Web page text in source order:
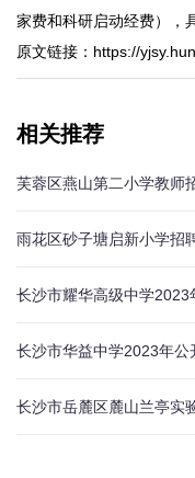
家费和科研启动经费），
原文链接：https://
相关推荐
芙蓉区燕山第二小学教师
雨花区砂子塘启新小学招
长沙市耀华高级中学
长沙市华益中学2023年公
长沙市岳麓区麓山兰亭实